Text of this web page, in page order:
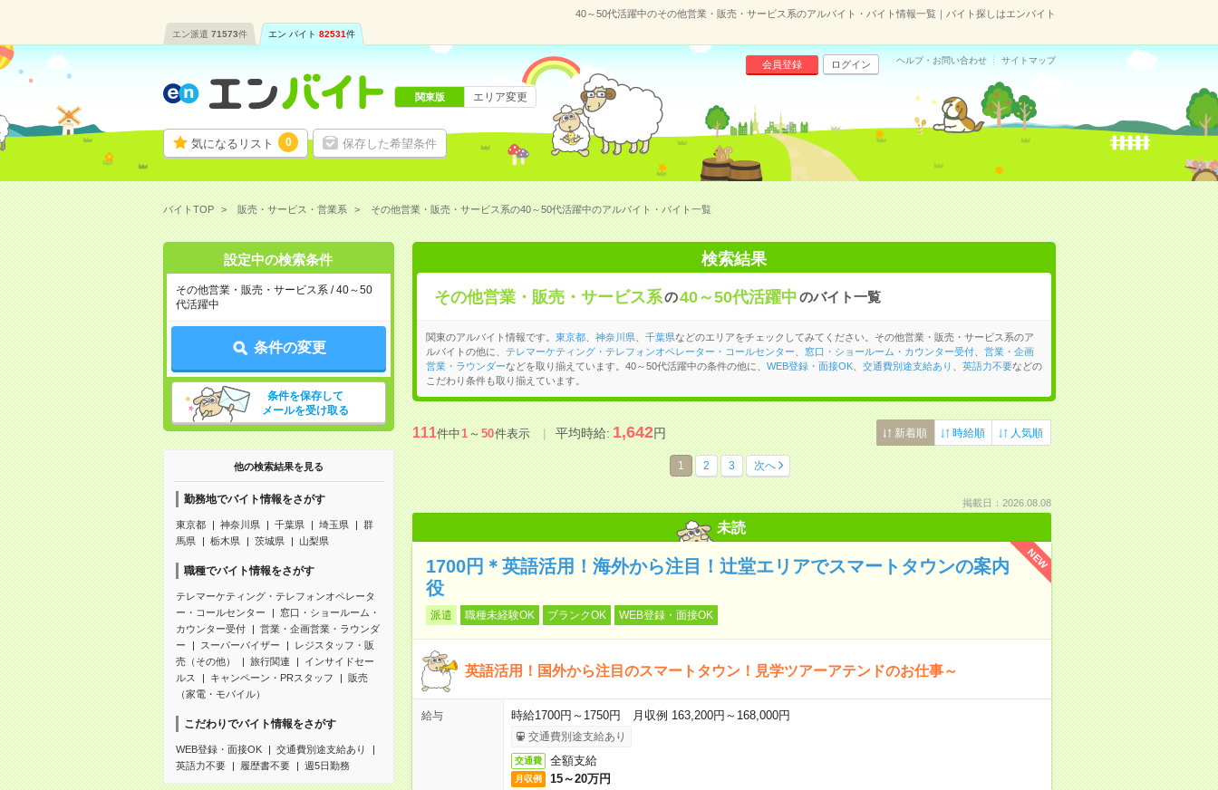
40～50代活躍中のその他営業・販売・サービス系のアルバイト・バイト情報一覧｜バイト探しはエンバイト
エン派遣 71573件 エン バイト 82531件
気になるリスト 0 保存した希望条件
会員登録 ログイン ヘルプ・お問い合わせ サイトマップ
関東版 エリア変更
バイトTOP 販売・サービス・営業系 その他営業・販売・サービス系の40～50代活躍中のアルバイト・バイト一覧
設定中の検索条件
その他営業・販売・サービス系 / 40～50
代活躍中
条件の変更
条件を保存して
メールを受け取る
他の検索結果を見る
勤務地でバイト情報をさがす
東京都 神奈川県 千葉県 埼玉県
群
馬県
栃木県 茨城県 山梨県
職種でバイト情報をさがす
テレマーケティング・テレフォンオペレータ
ー・コールセンター
窓口・ショールーム・
カウンター受付
営業・企画営業・ラウンダ
ー
スーパーバイザー
レジスタッフ・販
売（その他）
旅行関連
インサイドセー
ルス
キャンペーン・PRスタッフ
販売
（家電・モバイル）
こだわりでバイト情報をさがす
WEB登録・面接OK
交通費別途支給あり
英語力不要
履歴書不要 週5日勤務
検索結果
その他営業・販売・サービス系の40～50代活躍中のバイト一覧
関東のアルバイト情報です。 東京都、 神奈川県、 千葉県などのエリアをチェックしてみてください。その他営業・販売・サービス系のア
ルバイトの他に、 テレマーケティング・テレフォンオペレーター・コールセンター 窓口・ショールーム・カウンター受付、 営業・企画
営業・ラウンダーなどを取り揃えています。40～50代活躍中の条件の他に、 WEB登録・面接OK、 交通費別途支給あり 英語力不要などの
こだわり条件も取り揃えています。
111件中1～50件表示 平均時給:1,642円 新着順 時給順 人気順
1 2 3 次へ
掲載日：2026.08.08
未読
NEW
1700円＊英語活用！海外から注目！辻堂エリアでスマートタウンの案内
役
派遣 職種未経験OK ブランクOK WEB登録・面接OK
英語活用！国外から注目のスマートタウン！見学ツアーアテンドのお仕事～
給与 時給1700円～1750円 月収例 163,200円～168,000円
交通費別途支給あり
交通費 全額支給
月収例 15～20万円